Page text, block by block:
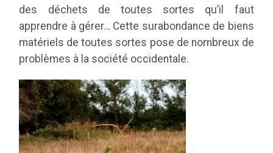
des déchets de toutes sortes qu’il faut
apprendre à gérer… Cette surabondance de biens
matériels de toutes sortes pose de nombreux de
problèmes à la société occidentale.